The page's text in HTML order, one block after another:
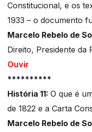
Constitucional, e os
1933 – o documento
Marcelo Rebelo de
Direito, Presidente da
Ouvir
**********
História 11: O que é
de 1822 e a Carta
Marcelo Rebelo de